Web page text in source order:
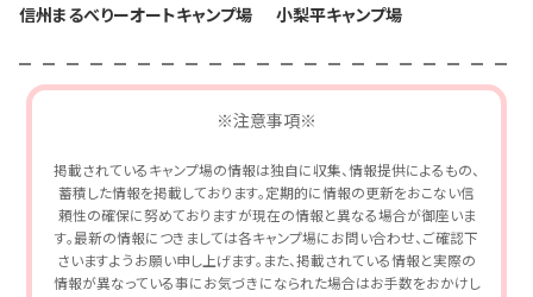
信州まるべりーオートキャンプ場 小梨平キャンプ場
※注意事項※
掲載されているキャンプ場の情報は独自に収集、情報提供によるもの、
蓄積した情報を掲載しております。定期的に情報の更新をおこない信
頼性の確保に努めておりますが現在の情報と異なる場合が御座いま
す。最新の情報につきましては各キャンプ場にお問い合わせ、ご確認下
さいますようお願い申し上げます。また、掲載されている情報と実際の
情報が異なっている事にお気づきになられた場合はお手数をおかけし